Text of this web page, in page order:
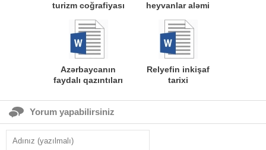
turizm coğrafiyası
heyvanlar aləmi
Azərbaycanın
faydalı qazıntıları
Relyefin inkişaf
tarixi
Yorum yapabilirsiniz